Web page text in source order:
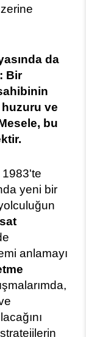
da
Bir
ve
bu
1983'te
yeni bir
anlamayı